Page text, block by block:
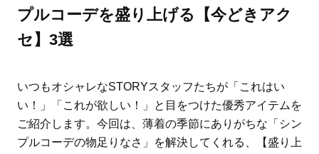
ママとパパに贈る「ジェンダーレ
人気の40代髪型・ヘア
プルコーデを盛り上げる【今どきアク
セ】3選
いつもオシャレなSTORYスタッフたちが「これはい
い！」「これが欲しい！」と目をつけた優秀アイテムを
ご紹介します。今回は、薄着の季節にありがちな「シン
プルコーデの物足りなさ」を解決してくれる、【盛り上